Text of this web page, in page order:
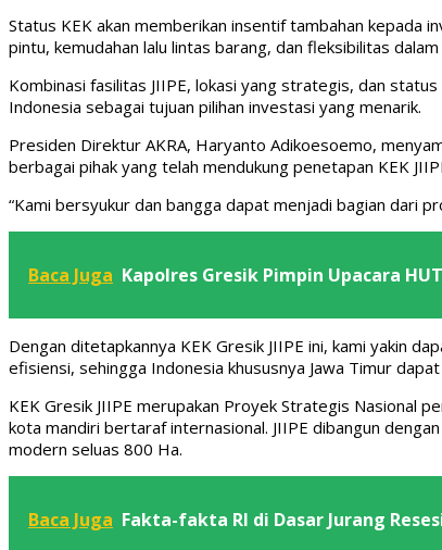
Status KEK akan memberikan insentif tambahan kepada
pintu, kemudahan lalu lintas barang, dan fleksibilitas
Kombinasi fasilitas JIIPE, lokasi yang strategis, dan
Indonesia sebagai tujuan pilihan investasi yang menarik.
Presiden Direktur AKRA, Haryanto Adikoesoemo,
berbagai pihak yang telah mendukung penetapan KEK
“Kami bersyukur dan bangga dapat menjadi bagian dari
Baca Juga Kapolres Gresik Pimpin Upacara HUT
Dengan ditetapkannya KEK Gresik JIIPE ini, kami yakin
efisiensi, sehingga Indonesia khususnya Jawa Timur
KEK Gresik JIIPE merupakan Proyek Strategis Nasional
kota mandiri bertaraf internasional. JIIPE dibangun
modern seluas 800 Ha.
Baca Juga Fakta-fakta RI di Dasar Jurang